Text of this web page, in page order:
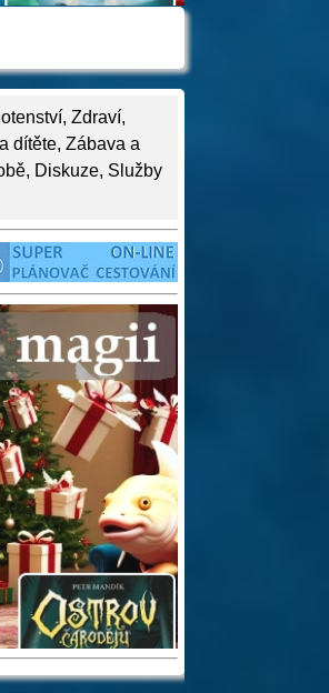
, Zdraví,
dítěte, Zábava a
, Diskuze, Služby